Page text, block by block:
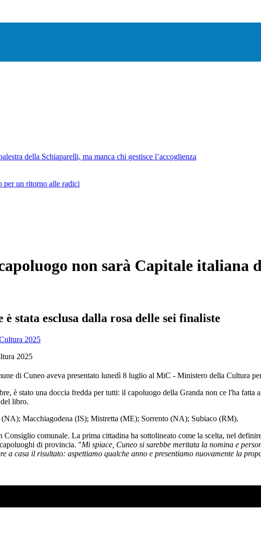
della Schiaparelli, ma manca chi gestisce l’accoglienza
per un ritorno alle radici
non sarà Capitale italiana
stata esclusa dalla rosa delle sei finaliste
2025
di Cuneo aveva presentato lunedì 8 luglio al MiC - Ministero della Cultura
è stato una doccia fredda per tutti: il capoluogo della Granda non ce l'ha fatta
libro.
Macchiagodena (IS); Mistretta (ME); Sorrento (NA); Subiaco (RM).
Consiglio comunale. La prima cittadina ha sottolineato come la scelta, nel
di provincia. "Mi spiace, Cuneo si sarebbe meritata la nomina e
a casa il risultato: aspettiamo qualche anno e presentiamo nuovamente la